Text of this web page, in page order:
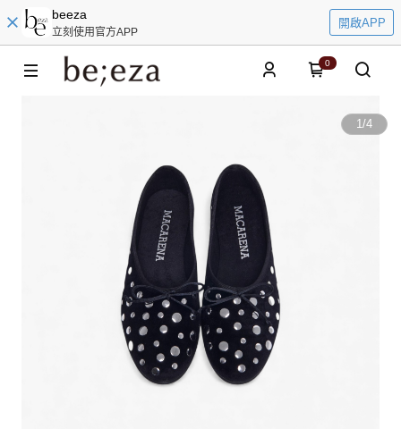
beeza
立刻使用官方APP
開啟APP
0
1/4